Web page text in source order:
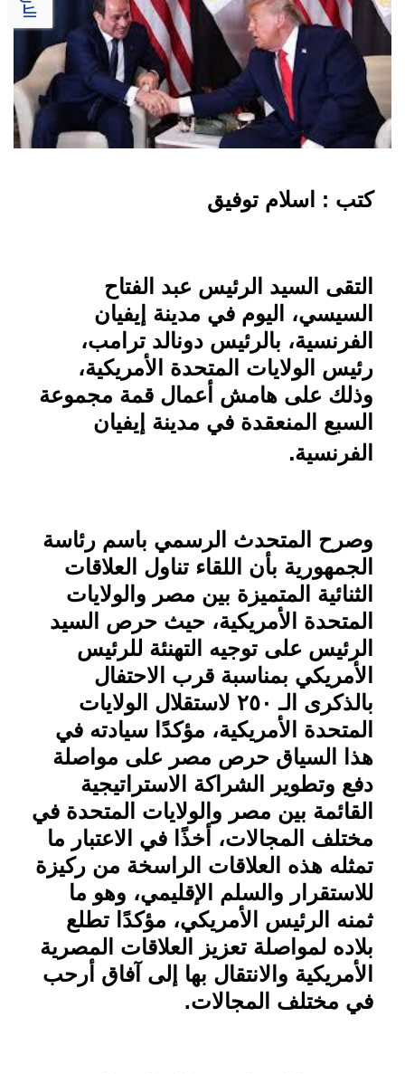
كتب : اسلام توفيق
التقى السيد الرئيس عبد الفتاح
السيسي، اليوم في مدينة إيفيان
الفرنسية، بالرئيس دونالد ترامب،
رئيس الولايات المتحدة الأمريكية،
وذلك على هامش أعمال قمة مجموعة
السبع المنعقدة في مدينة إيفيان
الفرنسية.
وصرح المتحدث الرسمي باسم رئاسة
الجمهورية بأن اللقاء تناول العلاقات
الثنائية المتميزة بين مصر والولايات
المتحدة الأمريكية، حيث حرص السيد
الرئيس على توجيه التهنئة للرئيس
الأمريكي بمناسبة قرب الاحتفال
بالذكرى الـ ٢٥٠ لاستقلال الولايات
المتحدة الأمريكية، مؤكدًا سيادته في
هذا السياق حرص مصر على مواصلة
دفع وتطوير الشراكة الاستراتيجية
القائمة بين مصر والولايات المتحدة في
مختلف المجالات، أخذًا في الاعتبار ما
تمثله هذه العلاقات الراسخة من ركيزة
للاستقرار والسلم الإقليمي، وهو ما
ثمنه الرئيس الأمريكي، مؤكدًا تطلع
بلاده لمواصلة تعزيز العلاقات المصرية
الأمريكية والانتقال بها إلى آفاق أرحب
في مختلف المجالات.